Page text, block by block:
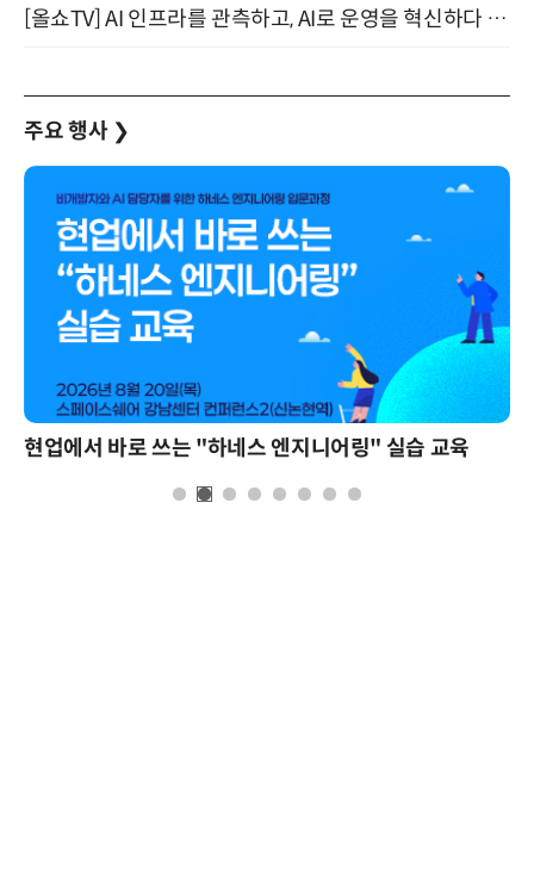
[올쇼TV] AI 인프라를 관측하고, AI로 운영을 혁신하다 (8월 11일 생방송)
주요 행사 ❯
현업에서 바로 쓰는 "하네스 엔지니어링" 실습 교육